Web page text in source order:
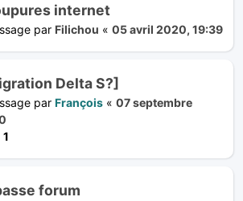
internet
par Filichou « 05 avril 2020, 19:39
Delta S?]
par François « 07 septembre
1
forum